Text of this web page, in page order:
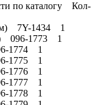
по каталогу Кол-
7Y-1434 1
096-1773 1
1774 1
1775 1
1776 1
1777 1
1778 1